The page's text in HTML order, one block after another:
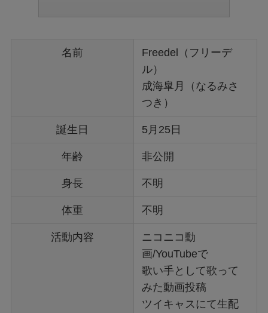
名前
Freedel（フリーデ
ル）
成海皐月（なるみさ
つき）
誕生日 5月25日
年齢 非公開
身長 不明
体重 不明
活動内容
ニコニコ動
画/YouTubeで
歌い手として歌って
みた動画投稿
ツイキャスにて生配